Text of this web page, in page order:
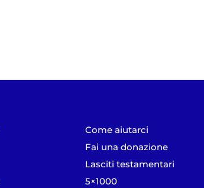
Come aiutarci
Fai una donazione
Lasciti testamentari
5×1000